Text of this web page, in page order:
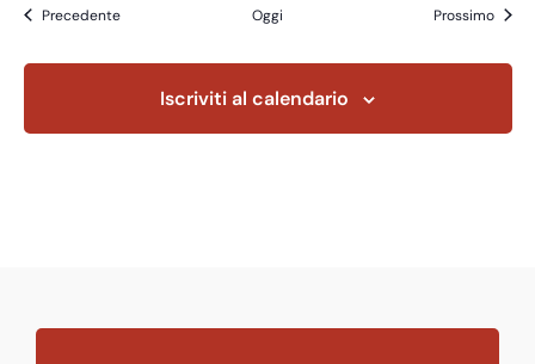
PrecedenteEventi Oggi ProssimoEventi
Iscriviti al calendario